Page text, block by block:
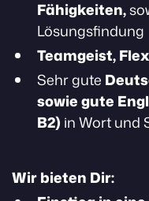
Fähigkeiten,
Lösungsfindung
Teamgeist,
Sehr gute
sowie gute
B2) in Wort und
Wir bieten Dir: